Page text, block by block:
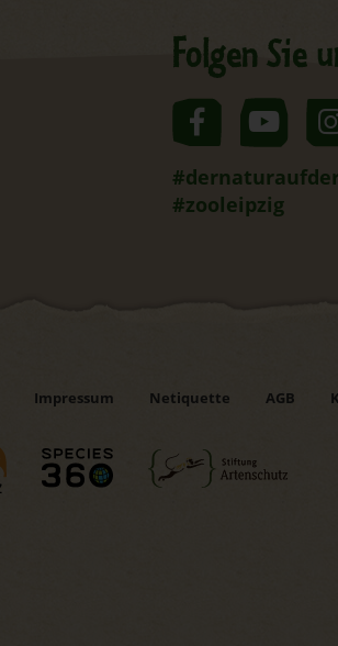
Folgen Sie
#zooleipzig
Impressum Netiquette AGB